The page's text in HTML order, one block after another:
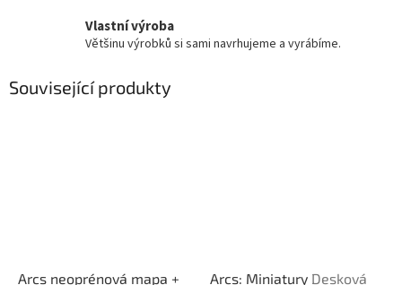
Vlastní výroba
Většinu výrobků si sami navrhujeme a vyrábíme.
Související produkty
Arcs neoprénová mapa + Arcs: Miniatury Desková